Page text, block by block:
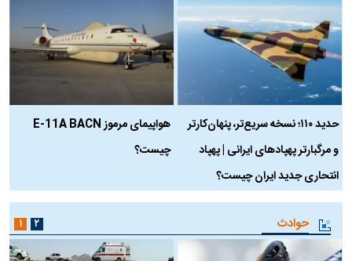
حدید ۱۱۰؛ نسخه سریع‌تر، پنهان‌کارتر
و مرگبارتر پهپادهای ایرانی | پهپاد
انتحاری جدید ایران چیست؟
هواپیمای مرموز E-11A BACN
چیست؟
حوادث ۱ ۲